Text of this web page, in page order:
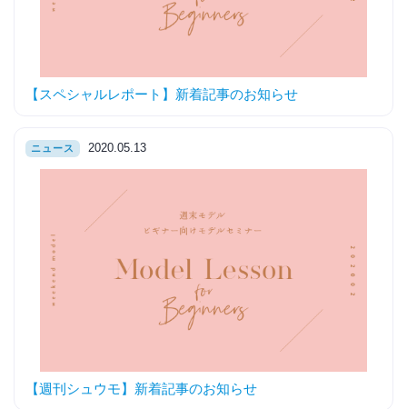
【スペシャルレポート】新着記事のお知らせ
ニュース 2020.05.13
【週刊シュウモ】新着記事のお知らせ